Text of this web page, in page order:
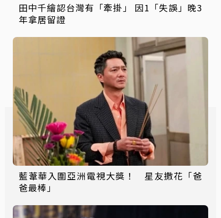
田中千繪認台灣有「牽掛」 因1「失誤」晚3
年拿居留證
藍葦華入圍亞洲電視大獎！ 星友撒花「爸
爸最棒」